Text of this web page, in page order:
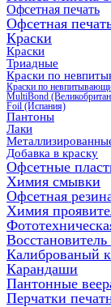
Офсетная печать
Офсетная
Краски
Краски
Триадные
Краски по
Краски по
MultiBond
Foil (Испания)
Пантоны
Лаки
Добавка в краску
Офсетные
Химия смывки
Офсетная
Химия
Калиброваный
Карандаши
Пантонные
Перчатки